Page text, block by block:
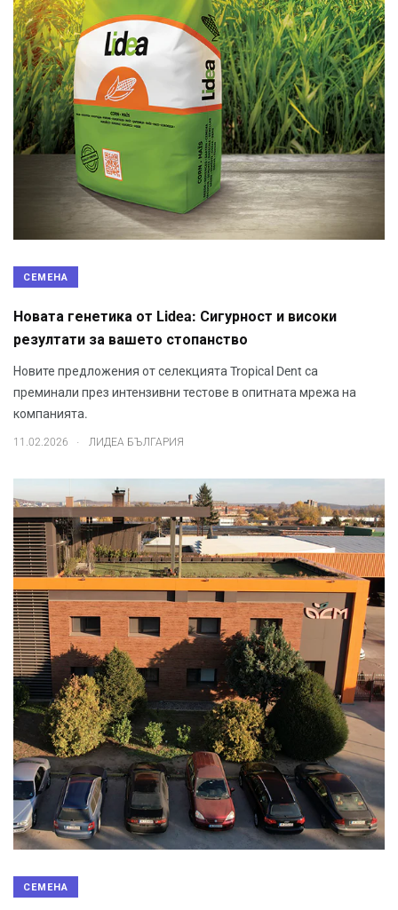
СЕМЕНА
Новата генетика от Lidea: Сигурност и високи
резултати за вашето стопанство
Новите предложения от селекцията Tropical Dent са
преминали през интензивни тестове в опитната мрежа на
компанията.
11.02.2026 . ЛИДЕА БЪЛГАРИЯ
СЕМЕНА